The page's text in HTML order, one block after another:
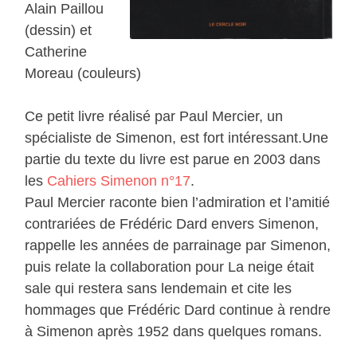
Alain Paillou
(dessin) et
Catherine
Moreau (couleurs)
Ce petit livre réalisé par Paul Mercier, un
spécialiste de Simenon, est fort intéressant.Une
partie du texte du livre est parue en 2003 dans
les Cahiers Simenon n°17.
Paul Mercier raconte bien l’admiration et l’amitié
contrariées de Frédéric Dard envers Simenon,
rappelle les années de parrainage par Simenon,
puis relate la collaboration pour La neige était
sale qui restera sans lendemain et cite les
hommages que Frédéric Dard continue à rendre
à Simenon après 1952 dans quelques romans.